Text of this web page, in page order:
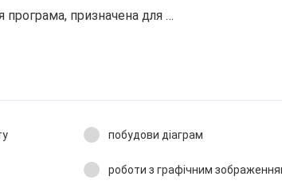
програма, призначена для …
побудови діаграм
роботи з графічним